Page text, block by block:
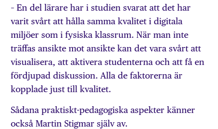
– En del lärare har i studien svarat att det har
varit svårt att hålla samma kvalitet i digitala
miljöer som i fysiska klassrum. När man inte
träffas ansikte mot ansikte kan det vara svårt att
visualisera, att aktivera studenterna och att få en
fördjupad diskussion. Alla de faktorerna är
kopplade just till kvalitet.
Sådana praktiskt-pedagogiska aspekter känner
också Martin Stigmar själv av.